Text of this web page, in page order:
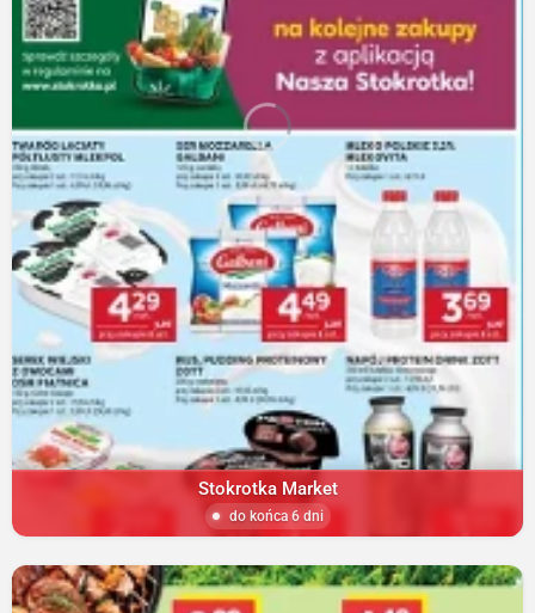
Stokrotka Market
do końca 6 dni